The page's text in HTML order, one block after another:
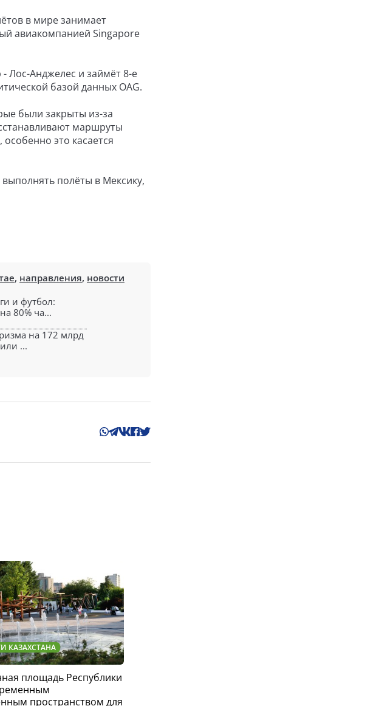
в мире занимает
авиакомпанией Singapore
Лос-Анджелес и займёт 8-е
базой данных OAG.
были закрыты из-за
маршруты
это касается
полёты в Мексику,
, направления, новости
и футбол:
80% ча...
на 172 млрд
...
КАЗАХСТАНА
площадь Республики
пространством для